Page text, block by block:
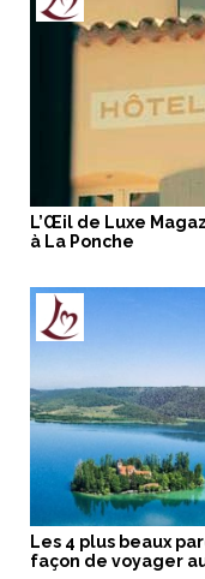
L’Œil de Luxe
à La Ponche
Les 4 plus beaux
façon de voyager